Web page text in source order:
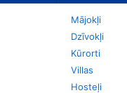
Mājokļi
Dzīvokļi
Kūrorti
Villas
Hosteļi